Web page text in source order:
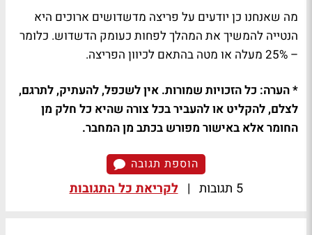
מה שאנחנו כן יודעים על פריצה מדשדושים ארוכים היא
הנטייה להמשיך את המהלך לפחות כעומק הדשדוש. כלומר
– 25% מעלה או מטה בהתאם לכיוון הפריצה.
* הערה: כל הזכויות שמורות. אין לשכפל, להעתיק, לתרגם,
לצלם, להקליט או להעביר בכל צורה שהיא כל חלק מן
החומר אלא באישור מפורש בכתב מן המחבר.
הוספת תגובה
5 תגובות | לקריאת כל התגובות